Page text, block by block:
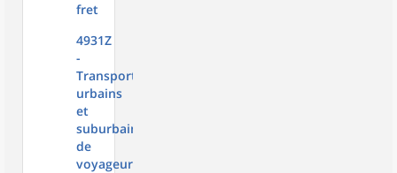
fret
4931Z
-
Transports
urbains
et
suburbains
de
voyageurs